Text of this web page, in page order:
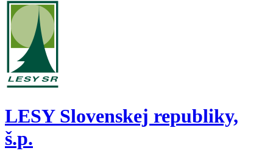
LESY Slovenskej republiky,
š.p.